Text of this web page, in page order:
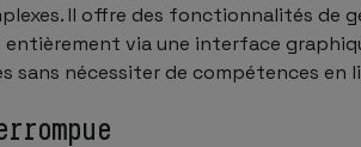
Il offre des fonctionnalités de
via une interface
sans nécessiter de compétences en